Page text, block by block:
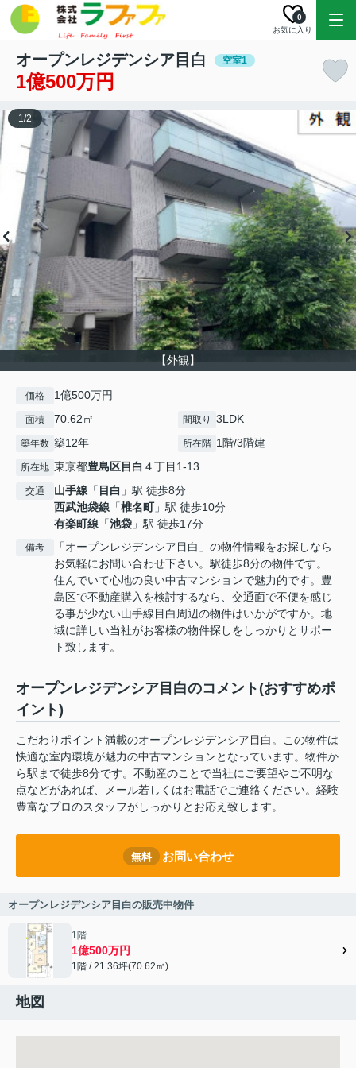
お気に入り
0
オープンレジデンシア目白 空室1
1億500万円
【外観】
1/2
価格 1億500万円
面積 70.62㎡ 間取り 3LDK
築年数 築12年 所在階 1階/3階建
所在地 東京都豊島区目白 ４丁目1-13
交通 山手線 「 目白 」駅 徒歩8分
西武池袋線 「椎名町」駅 徒歩10分
有楽町線 「池袋 」駅 徒歩17分
備考
「オープンレジデンシア目白」の物件情報をお探しなら
お気軽にお問い合わせ下さい。駅徒歩8分の物件です。
住んでいて心地の良い中古マンションで魅力的です。豊
島区で不動産購入を検討するなら、交通面で不便を感じ
る事が少ない山手線目白周辺の物件はいかがですか。地
域に詳しい当社がお客様の物件探しをしっかりとサポー
ト致します。
オープンレジデンシア目白のコメント(おすすめポ
イント)
こだわりポイント満載のオープンレジデンシア目白。この物件は
快適な室内環境が魅力の中古マンションとなっています。物件か
ら駅まで徒歩8分です。不動産のことで当社にご要望やご不明な
点などがあれば、メール若しくはお電話でご連絡ください。経験
豊富なプロのスタッフがしっかりとお応え致します。
無料 お問い合わせ
オープンレジデンシア目白の販売中物件
1階
1億500万円
1階 / 21.36坪(70.62㎡)
地図